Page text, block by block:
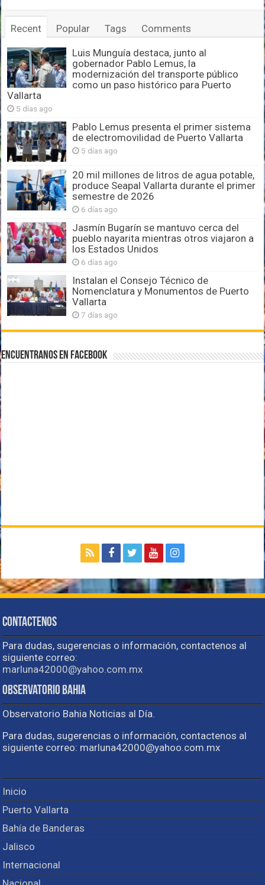
Recent Popular Tags Comments
Luis Munguía destaca, junto al
gobernador Pablo Lemus, la
modernización del transporte público
como un paso histórico para Puerto
Vallarta
5 días ago
Pablo Lemus presenta el primer sistema
de electromovilidad de Puerto Vallarta
5 días ago
20 mil millones de litros de agua potable,
produce Seapal Vallarta durante el primer
semestre de 2026
6 días ago
Jasmín Bugarín se mantuvo cerca del
pueblo nayarita mientras otros viajaron a
los Estados Unidos
6 días ago
Instalan el Consejo Técnico de
Nomenclatura y Monumentos de Puerto
Vallarta
7 días ago
Encuentranos en Facebook
Contactenos
Para dudas, sugerencias o información, contactenos al
siguiente correo:
marluna42000@yahoo.com.mx
Observatorio Bahia
Observatorio Bahia Noticias al Día.
Para dudas, sugerencias o información, contactenos al
siguiente correo: marluna42000@yahoo.com.mx
Inicio
Puerto Vallarta
Bahía de Banderas
Jalisco
Internacional